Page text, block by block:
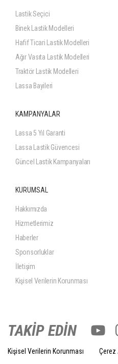
Lastik Seçici
Binek Lastik Modelleri
Hafif Ticari Lastik Modelleri
Ağır Vasıta Lastik Modelleri
Traktör Lastik Modelleri
Lassa Bayileri
KAMPANYALAR
Lassa 5 Yıl Garanti
Lassa Lastik Güvencesi
Güncel Lastik Kampanyaları
KURUMSAL
Hakkımızda
Hizmetlerimiz
Haberler
Sponsorluklar
İletişim
Kişisel Verilerin Korunması
TAKİP EDİN
Kişisel Verilerin Korunması Çerez